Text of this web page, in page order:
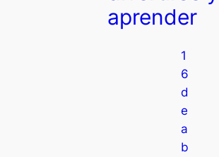
aprender
1
6
d
e
a
b